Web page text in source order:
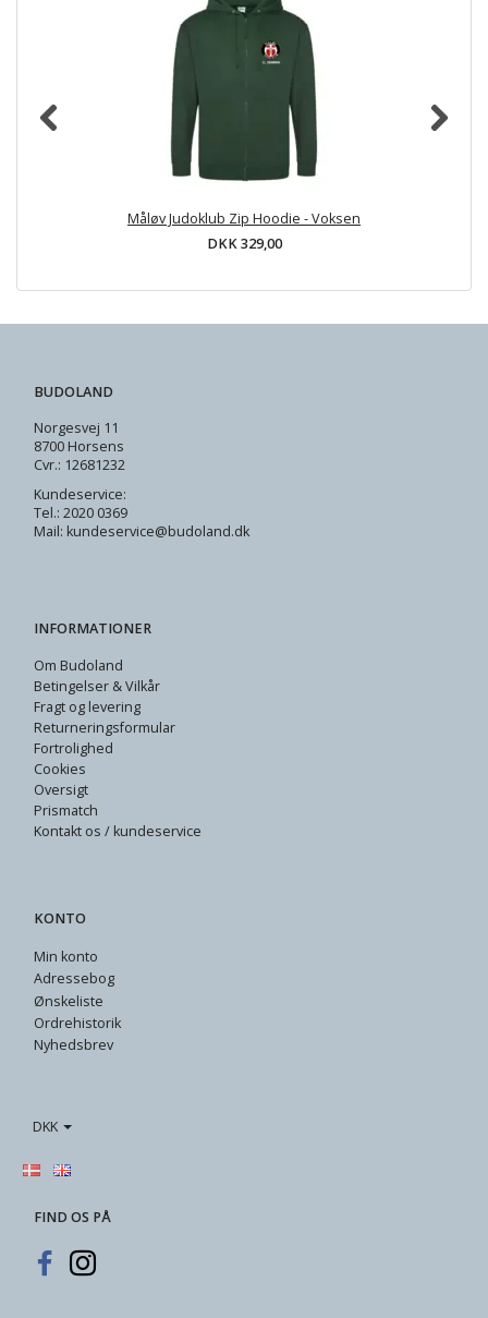
Måløv Judoklub Zip Hoodie - Voksen
DKK 329,00
BUDOLAND
Norgesvej 11
8700 Horsens
Cvr.: 12681232
Kundeservice:
Tel.: 2020 0369
Mail: kundeservice@budoland.dk
INFORMATIONER
Om Budoland
Betingelser & Vilkår
Fragt og levering
Returneringsformular
Fortrolighed
Cookies
Oversigt
Prismatch
Kontakt os / kundeservice
KONTO
Min konto
Adressebog
Ønskeliste
Ordrehistorik
Nyhedsbrev
DKK
FIND OS PÅ